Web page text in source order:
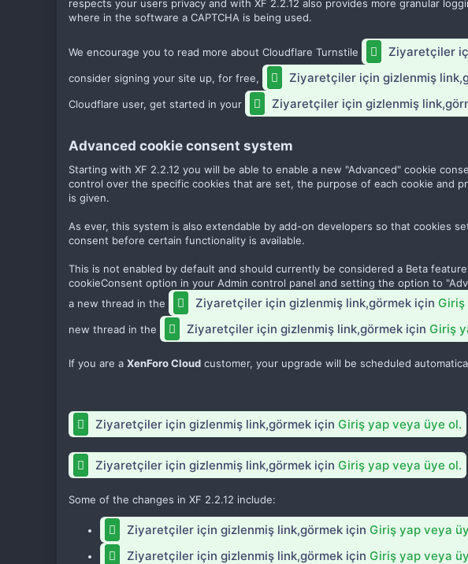
respects your users privacy and with XF 2.2.12 also provides more granular
where in the software a CAPTCHA is being used.
We encourage you to read more about Cloudflare Turnstile Ziyaretçiler
consider signing your site up, for free, Ziyaretçiler için gizlenmiş
Cloudflare user, get started in your Ziyaretçiler için gizlenmiş
Advanced cookie consent system​
Starting with XF 2.2.12 you will be able to enable a new "Advanced" cookie
control over the specific cookies that are set, the purpose of each cookie and
is given.
As ever, this system is also extendable by add-on developers so that cookies
consent before certain functionality is available.
This is not enabled by default and should currently be considered a Beta
cookieConsent option in your Admin control panel and setting the option to
a new thread in the
Ziyaretçiler için gizlenmiş link,görmek için Giriş
new thread in the Ziyaretçiler için gizlenmiş link,görmek için Giriş
If you are a XenForo Cloud customer, your upgrade will be scheduled
Ziyaretçiler için gizlenmiş link,görmek için Giriş yap veya üye ol.
Ziyaretçiler için gizlenmiş link,görmek için Giriş yap veya üye ol.
Some of the changes in XF 2.2.12 include:
Ziyaretçiler için gizlenmiş link,görmek için Giriş yap veya
Ziyaretçiler için gizlenmiş link,görmek için Giriş yap veya